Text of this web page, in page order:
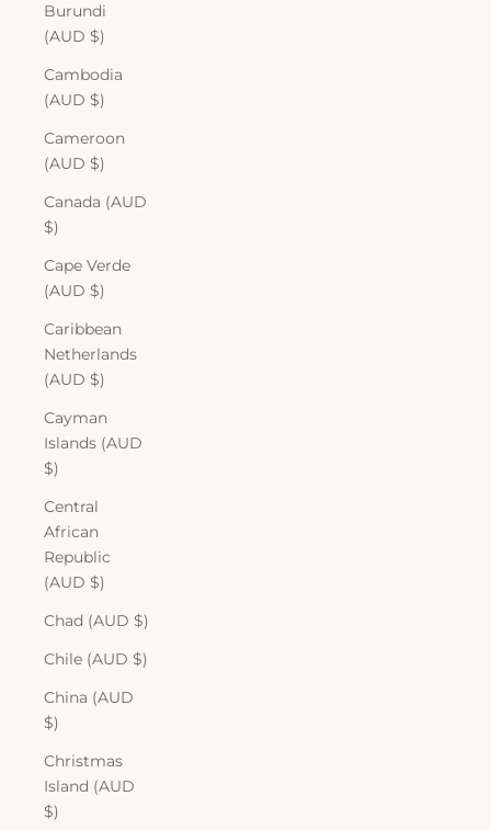
Burundi
(AUD $)
Cambodia
(AUD $)
Cameroon
(AUD $)
Canada (AUD
$)
Cape Verde
(AUD $)
Caribbean
Netherlands
(AUD $)
Cayman
Islands (AUD
$)
Central
African
Republic
(AUD $)
Chad (AUD $)
Chile (AUD $)
China (AUD
$)
Christmas
Island (AUD
$)